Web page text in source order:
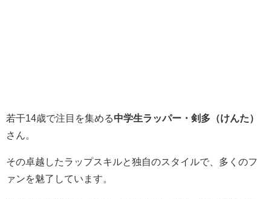
若干14歳で注目を集める中学生ラッパー・剣多（けんた）
さん。
その卓越したラップスキルと独自のスタイルで、多くのフ
ァンを魅了しています。